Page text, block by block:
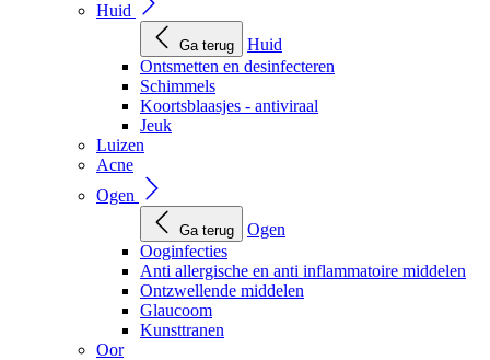
Huid
Ga terug
Huid
Ontsmetten en desinfecteren
Schimmels
Koortsblaasjes - antiviraal
Jeuk
Luizen
Acne
Ogen
Ga terug
Ogen
Ooginfecties
Anti allergische en anti inflammatoire middelen
Ontzwellende middelen
Glaucoom
Kunsttranen
Oor